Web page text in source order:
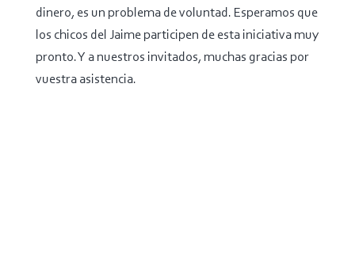
dinero, es un problema de voluntad. Esperamos que
los chicos del Jaime participen de esta iniciativa muy
pronto. Y a nuestros invitados, muchas gracias por
vuestra asistencia.